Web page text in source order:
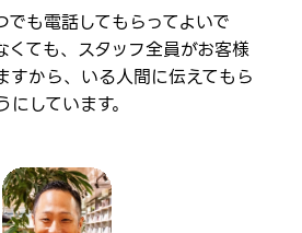
でも電話してもらってよいで
くても、スタッフ全員がお客様
すから、いる人間に伝えてもら
しています。